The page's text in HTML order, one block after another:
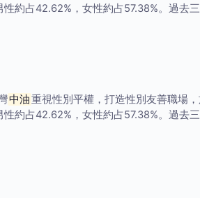
約占42.62%，女性約占57.38%。過去
中油重視性別平權，打造性別友善職場
約占42.62%，女性約占57.38%。過去